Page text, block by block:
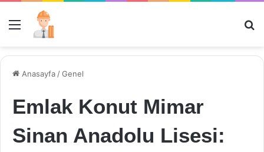
Menü
Anasayfa /Genel
Emlak Konut Mimar
Sinan Anadolu Lisesi: